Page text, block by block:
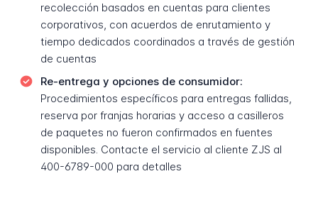
recolección basados en cuentas para clientes
corporativos, con acuerdos de enrutamiento y
tiempo dedicados coordinados a través de gestión
de cuentas
Re-entrega y opciones de consumidor:
Procedimientos específicos para entregas fallidas,
reserva por franjas horarias y acceso a casilleros
de paquetes no fueron confirmados en fuentes
disponibles. Contacte el servicio al cliente ZJS al
400-6789-000 para detalles